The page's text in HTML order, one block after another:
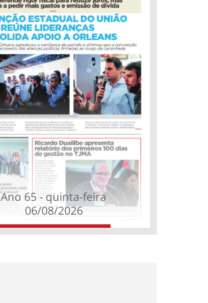
Ano 65 - quinta-feira
06/08/2026